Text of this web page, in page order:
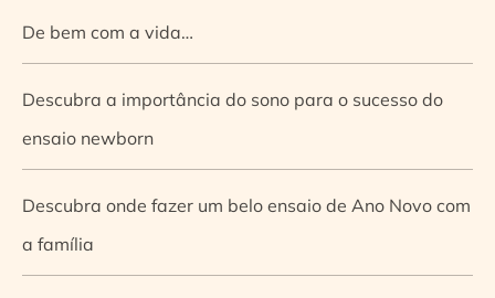
De bem com a vida…
Descubra a importância do sono para o sucesso do
ensaio newborn
Descubra onde fazer um belo ensaio de Ano Novo com
a família